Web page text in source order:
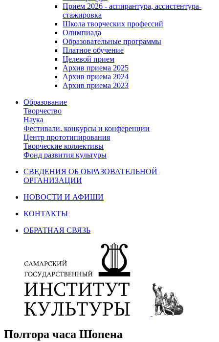
Прием 2026 - аспирантура, ассистентура-
стажировка
Школа творческих профессий
Олимпиада
Образовательные программы
Платное обучение
Целевой прием
Архив приема 2025
Архив приема 2024
Архив приема 2023
Образование
Творчество
Наука
Фестивали, конкурсы и конференции
Центр прототипирования
Творческие коллективы
Фонд развития культуры
СВЕДЕНИЯ ОБ ОБРАЗОВАТЕЛЬНОЙ
ОРГАНИЗАЦИИ
НОВОСТИ И АФИШИ
КОНТАКТЫ
ОБРАТНАЯ СВЯЗЬ
Полтора часа Шопена